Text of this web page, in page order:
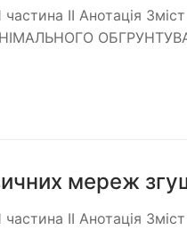
ІІ Анотація
мереж
ІІ Анотація